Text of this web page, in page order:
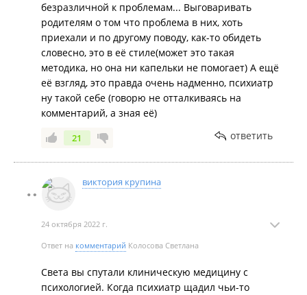
безразличной к проблемам... Выговаривать
родителям о том что проблема в них, хоть
приехали и по другому поводу, как-то обидеть
словесно, это в её стиле(может это такая
методика, но она ни капельки не помогает) А ещё
её взгляд, это правда очень надменно, психиатр
ну такой себе (говорю не отталкиваясь на
комментарий, а зная её)
21 ответить
виктория крупина
24 октября 2022 г.
Ответ на комментарий Колосова Светлана
Света вы спутали клиническую медицину с
психологией. Когда психиатр щадил чьи-то